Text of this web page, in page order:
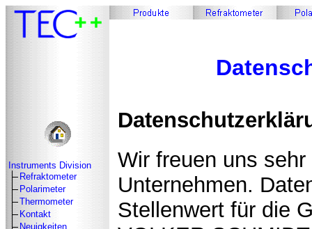
Instruments Division
Refraktometer
Polarimeter
Thermometer
Kontakt
Neuigkeiten
Wir freuen uns
Unternehmen.
Stellenwert für die